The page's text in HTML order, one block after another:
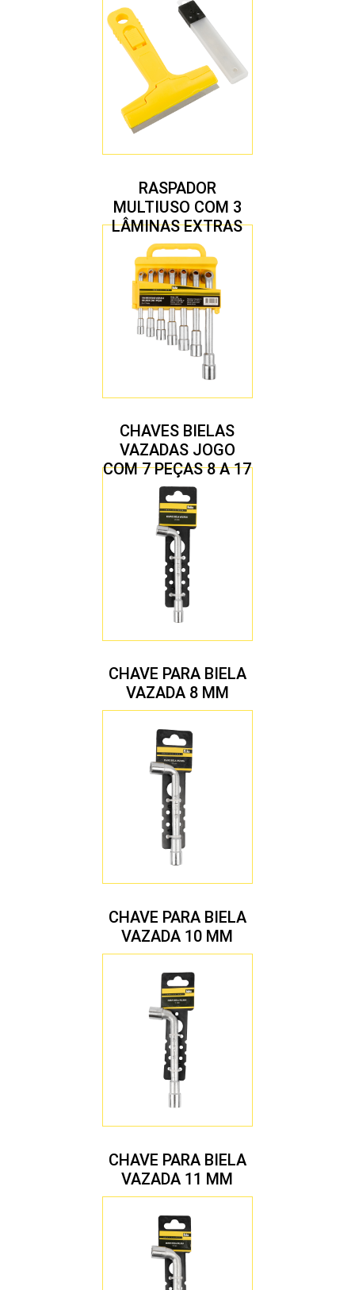
RASPADOR
MULTIUSO COM 3
LÂMINAS EXTRAS
CHAVES BIELAS
VAZADAS JOGO
COM 7 PEÇAS 8 A 17
MM
CHAVE PARA BIELA
VAZADA 8 MM
CHAVE PARA BIELA
VAZADA 10 MM
CHAVE PARA BIELA
VAZADA 11 MM